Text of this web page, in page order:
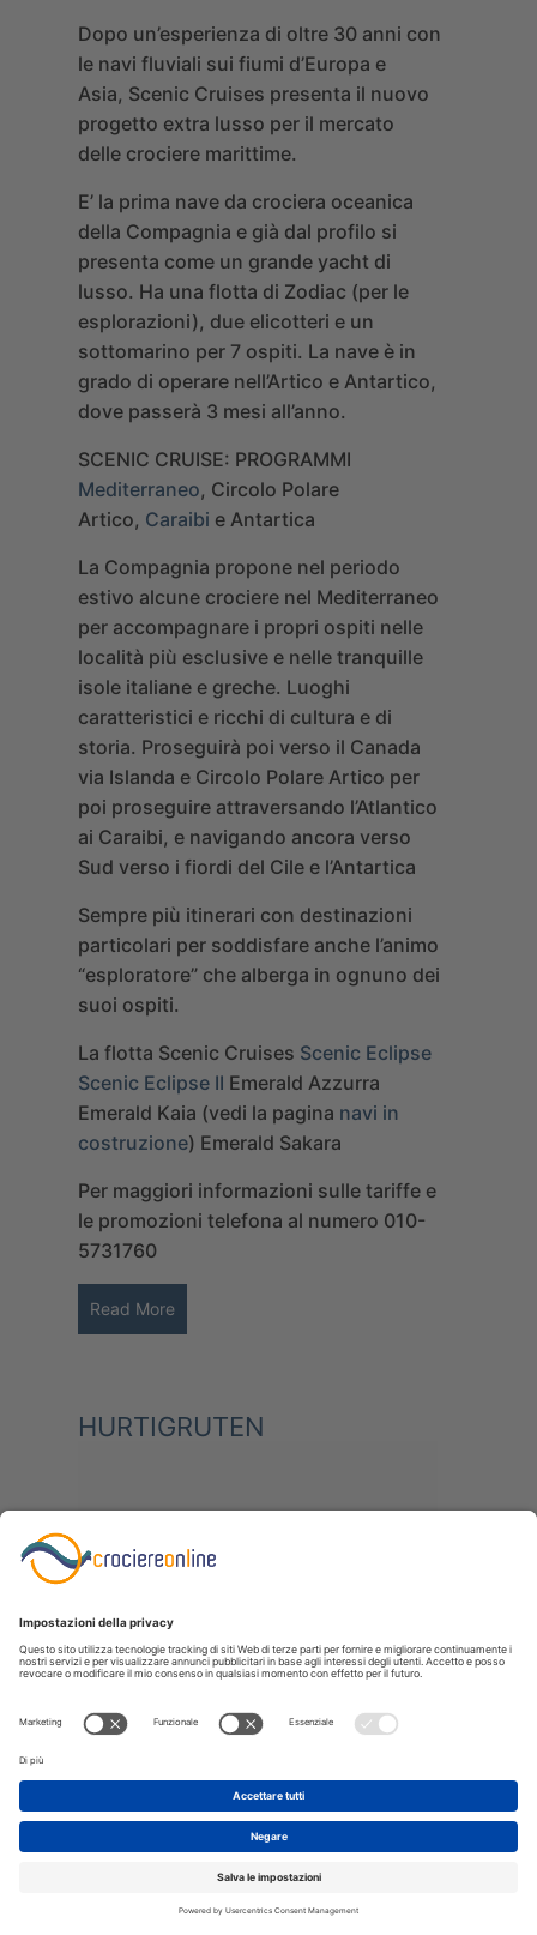
Dopo un’esperienza di oltre 30 anni con
le navi fluviali sui fiumi d’Europa e
Asia, Scenic Cruises presenta il nuovo
progetto extra lusso per il mercato
delle crociere marittime.
E’ la prima nave da crociera oceanica
della Compagnia e già dal profilo si
presenta come un grande yacht di
lusso. Ha una flotta di Zodiac (per le
esplorazioni), due elicotteri e un
sottomarino per 7 ospiti. La nave è in
grado di operare nell’Artico e Antartico,
dove passerà 3 mesi all’anno.
SCENIC CRUISE: PROGRAMMI
Mediterraneo, Circolo Polare
Artico, Caraibi e Antartica
La Compagnia propone nel periodo
estivo alcune crociere nel Mediterraneo
per accompagnare i propri ospiti nelle
località più esclusive e nelle tranquille
isole italiane e greche. Luoghi
caratteristici e ricchi di cultura e di
storia. Proseguirà poi verso il Canada
via Islanda e Circolo Polare Artico per
poi proseguire attraversando l’Atlantico
ai Caraibi, e navigando ancora verso
Sud verso i fiordi del Cile e l’Antartica
Sempre più itinerari con destinazioni
particolari per soddisfare anche l’animo
“esploratore” che alberga in ognuno dei
suoi ospiti.
La flotta Scenic Cruises Scenic Eclipse
Scenic Eclipse II Emerald Azzurra
Emerald Kaia (vedi la pagina navi in
costruzione) Emerald Sakara
Per maggiori informazioni sulle tariffe e
le promozioni telefona al numero 010-
5731760
Read More
HURTIGRUTEN
Il Postale dei Fiordi
: in alcuni luoghi del mondo
la forza della creazione è stata più